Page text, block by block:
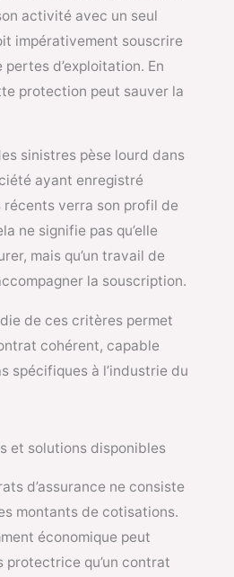
activité avec un seul
impérativement souscrire
d’exploitation. En
protection peut sauver la
sinistres pèse lourd dans
ayant enregistré
verra son profil de
ne signifie pas qu’elle
mais qu’un travail de
la souscription.
de ces critères permet
cohérent, capable
spécifiques à l’industrie du
et solutions disponibles
d’assurance ne consiste
montants de cotisations.
économique peut
protectrice qu’un contrat